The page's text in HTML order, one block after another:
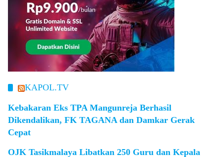
KAPOL.TV
Kebakaran Eks TPA Mangunreja Berhasil
Dikendalikan, FK TAGANA dan Damkar Gerak
Cepat
OJK Tasikmalaya Libatkan 250 Guru dan Kepala